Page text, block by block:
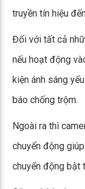
truyền tín hiệu
Đối với tất cả
nếu hoạt động
kiện ánh sáng
báo chống trộm.
Ngoài ra thì
chuyển động
chuyển động bật